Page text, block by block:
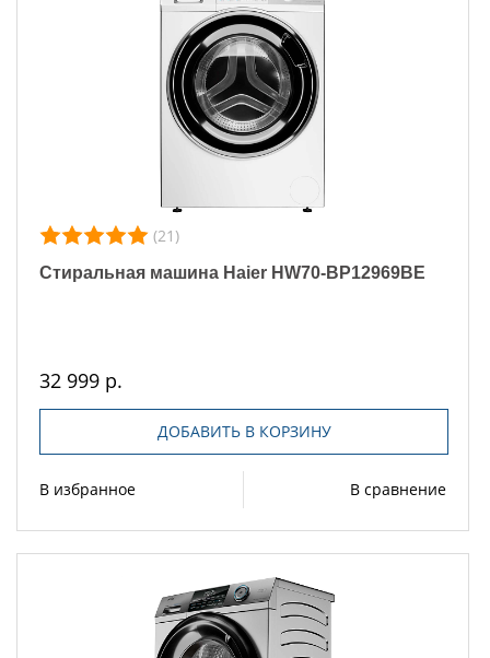
(21)
Стиральная машина Haier HW70-BP12969BE
32 999 р.
ДОБАВИТЬ В КОРЗИНУ
В избранное В сравнение